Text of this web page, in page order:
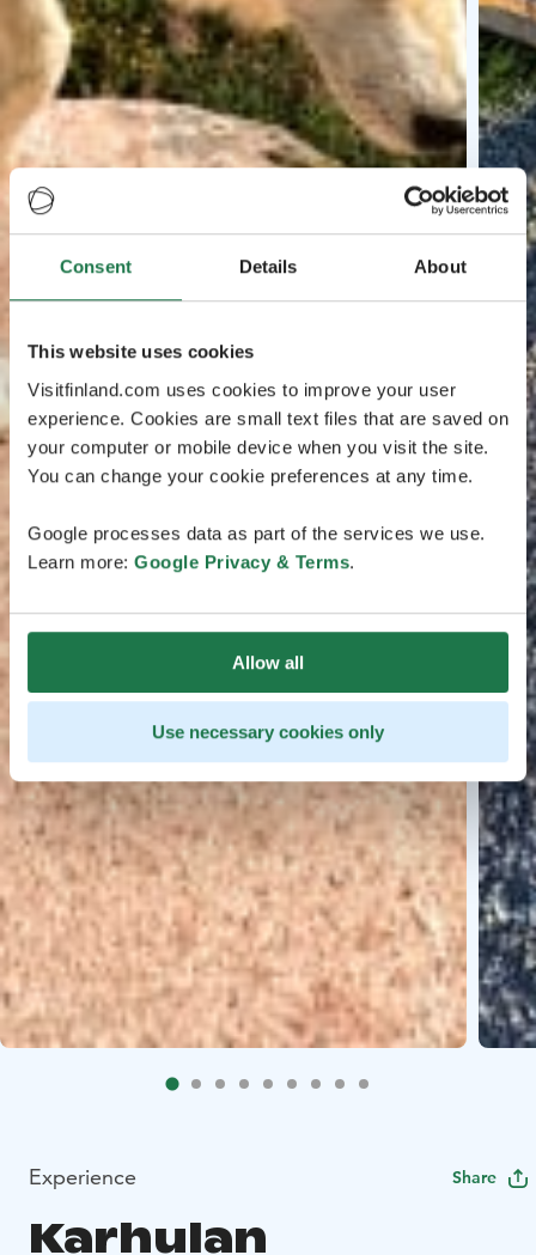
Consent Details About
This website uses cookies
Visitfinland.com uses cookies to improve your user
experience. Cookies are small text files that are saved on
your computer or mobile device when you visit the site.
You can change your cookie preferences at any time.
Google processes data as part of the services we use.
Learn more: Google Privacy & Terms.
Allow all
Use necessary cookies only
Experience Share
Karhulan